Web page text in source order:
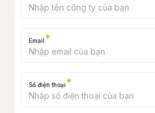
Email*
Số điện thoại*